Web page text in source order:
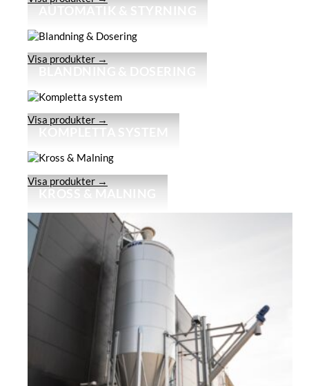
AUTOMATIK & STYRNING
BLANDNING & DOSERING
Visa produkter →
KOMPLETTA SYSTEM
Visa produkter →
KROSS & MALNING
Visa produkter →